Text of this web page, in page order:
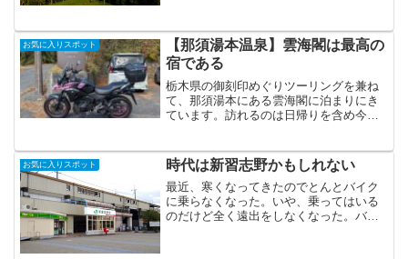
お気に入りスポット
【那須湯本温泉】雲海閣は最高の
宿である
栃木県の御刻印めぐりツーリングを兼ね
て、那須湯本にある雲海閣に泊まりにき
ています。訪れるのは日帰りを含め今回
なら「雲海閣」一択です。温泉は言わず
もがな最高、部屋も素晴ら...
お気に入りスポット 時代は新習志野かもしれない
最近、寒くなってきたのでとんとバイク
に乗らなくなった。いや、乗ってはいる
のだけど全く遠出をしなくなった。バイ